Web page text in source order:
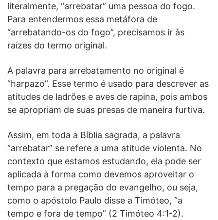
literalmente, “arrebatar” uma pessoa do fogo.
Para entendermos essa metáfora de
“arrebatando-os do fogo”, precisamos ir às
raízes do termo original.
A palavra para arrebatamento no original é
“harpazo”. Esse termo é usado para descrever as
atitudes de ladrões e aves de rapina, pois ambos
se apropriam de suas presas de maneira furtiva.
Assim, em toda a Bíblia sagrada, a palavra
“arrebatar” se refere a uma atitude violenta. No
contexto que estamos estudando, ela pode ser
aplicada à forma como devemos aproveitar o
tempo para a pregação do evangelho, ou seja,
como o apóstolo Paulo disse a Timóteo, “a
tempo e fora de tempo” (2 Timóteo 4:1-2).